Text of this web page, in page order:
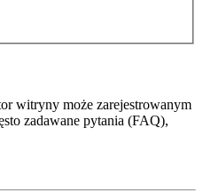
witryny może zarejestrowanym
zadawane pytania (FAQ),